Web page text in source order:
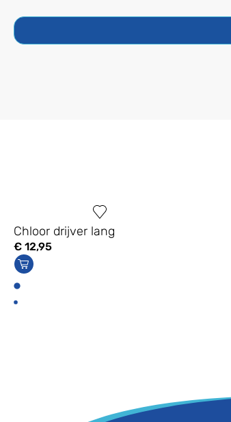
Chloor drijver lang
€ 12,95